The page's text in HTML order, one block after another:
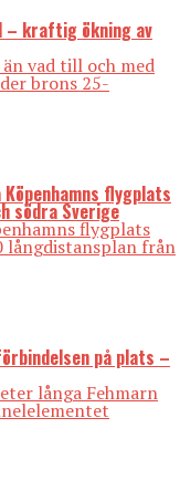
kraftig ökning av
vad till och med
brons 25-
flygplats
södra Sverige
flygplats
långdistansplan från
på plats –
långa Fehmarn